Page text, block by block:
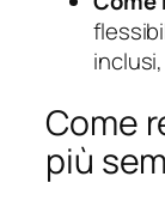
Come
più